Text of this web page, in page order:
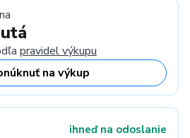
pravidel výkupu
na výkup
ihneď na odoslanie